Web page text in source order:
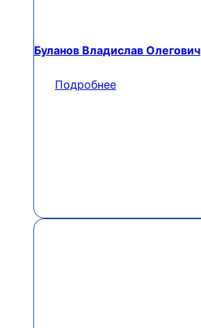
Буланов Владислав Олегович
Подробнее